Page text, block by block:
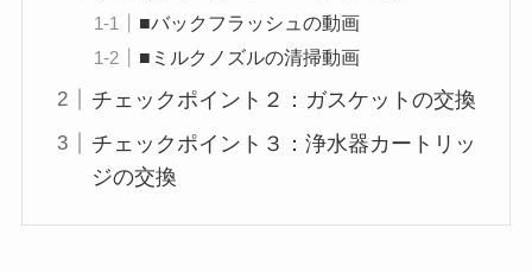
■バックフラッシュの動画
■ミルクノズルの清掃動画
チェックポイント２：ガスケットの交換
チェックポイント３：浄水器カートリッ
ジの交換